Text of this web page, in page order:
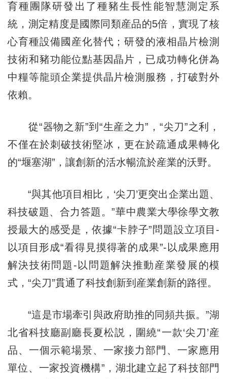
育種團隊研發出了種豬生長性能智慧測定系
統，測定精度是國際同類産品的5倍，實現了核
心育種設備國産化替代；研發的液相晶片檢測
技術和豬功能位點基因晶片，已成功轉化併為
中糧等龍頭企業提供晶片檢測服務，打破對外
依賴。
從“器物之新”到“生産之力”，“尖刀”之利，
不僅在於刺破技術堅冰，更在於疏通成果轉化
的“堰塞湖”，讓創新的活水暢流於産業的沃野。
“與其他項目相比，‘尖刀’更突出企業出題、
科技破題、合力答題。”華中農業大學徐學文教
授最大的感受是，依據“卡脖子”問題設立項目-
以項目形成“看得見摸得著的成果”-以成果應用
解決技術問題-以問題解決推動産業發展的模
式，“尖刀”貫通了科技創新到産業創新的路徑。
“這是市場牽引與政府助推的同頻共振。”湖
北省科技廳副廳長夏松説，圍繞“一款‘尖刀’産
品、一個示範場景、一家接力部門、一家應用
單位、一家投資機構”，湖北建立起了科技部門